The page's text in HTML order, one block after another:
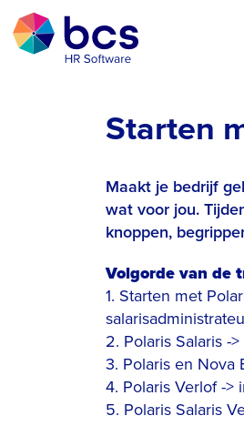
Starten
Maakt je bedrijf
wat voor jou.
knoppen,
Volgorde van de
1. Starten met
2. Polaris Salaris ->
3. Polaris en Nova
4. Polaris Verlof ->
5. Polaris Salaris